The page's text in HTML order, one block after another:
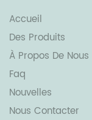
Accueil
Des Produits
À Propos De Nous
Faq
Nouvelles
Nous Contacter